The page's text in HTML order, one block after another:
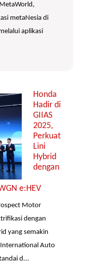
metaNesia di
aplikasi
Honda
Hadir di
GIIAS
2025,
Perkuat
Lini
Hybrid
dengan
e:HEV
Motor
dengan
yang semakin
International Auto
d...